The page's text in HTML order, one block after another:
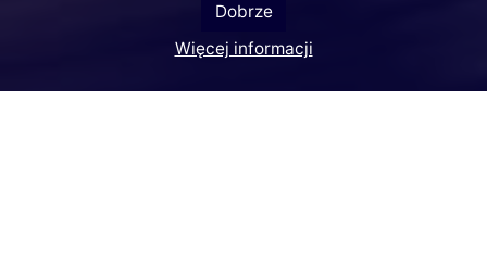
Dobrze
Więcej informacji